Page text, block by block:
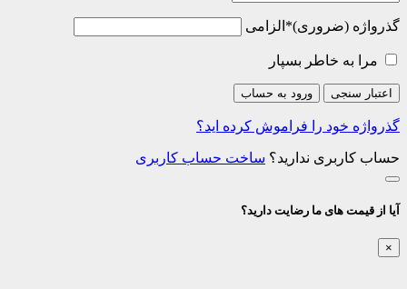
گذرواژه * الزامی
مرا به خاطر بسپار
اعتبار سنجی ورود به حساب
گذرواژه خود را فراموش کرده اید؟
حساب کاربری ندارید؟ ساخت حساب کاربری
آیا از قیمت های ما رضایت دارید؟
×